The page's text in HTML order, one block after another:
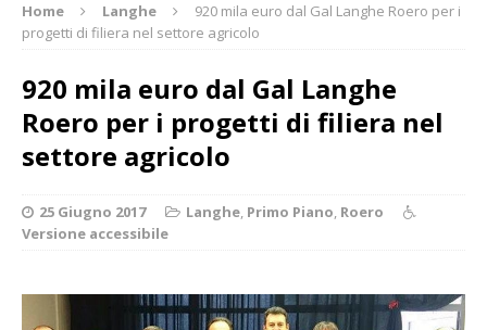
Home Langhe
920 mila euro dal Gal Langhe Roero per i
progetti di filiera nel settore agricolo
920 mila euro dal Gal Langhe
Roero per i progetti di filiera nel
settore agricolo
25 Giugno 2017 Langhe, Primo Piano, Roero
Versione accessibile